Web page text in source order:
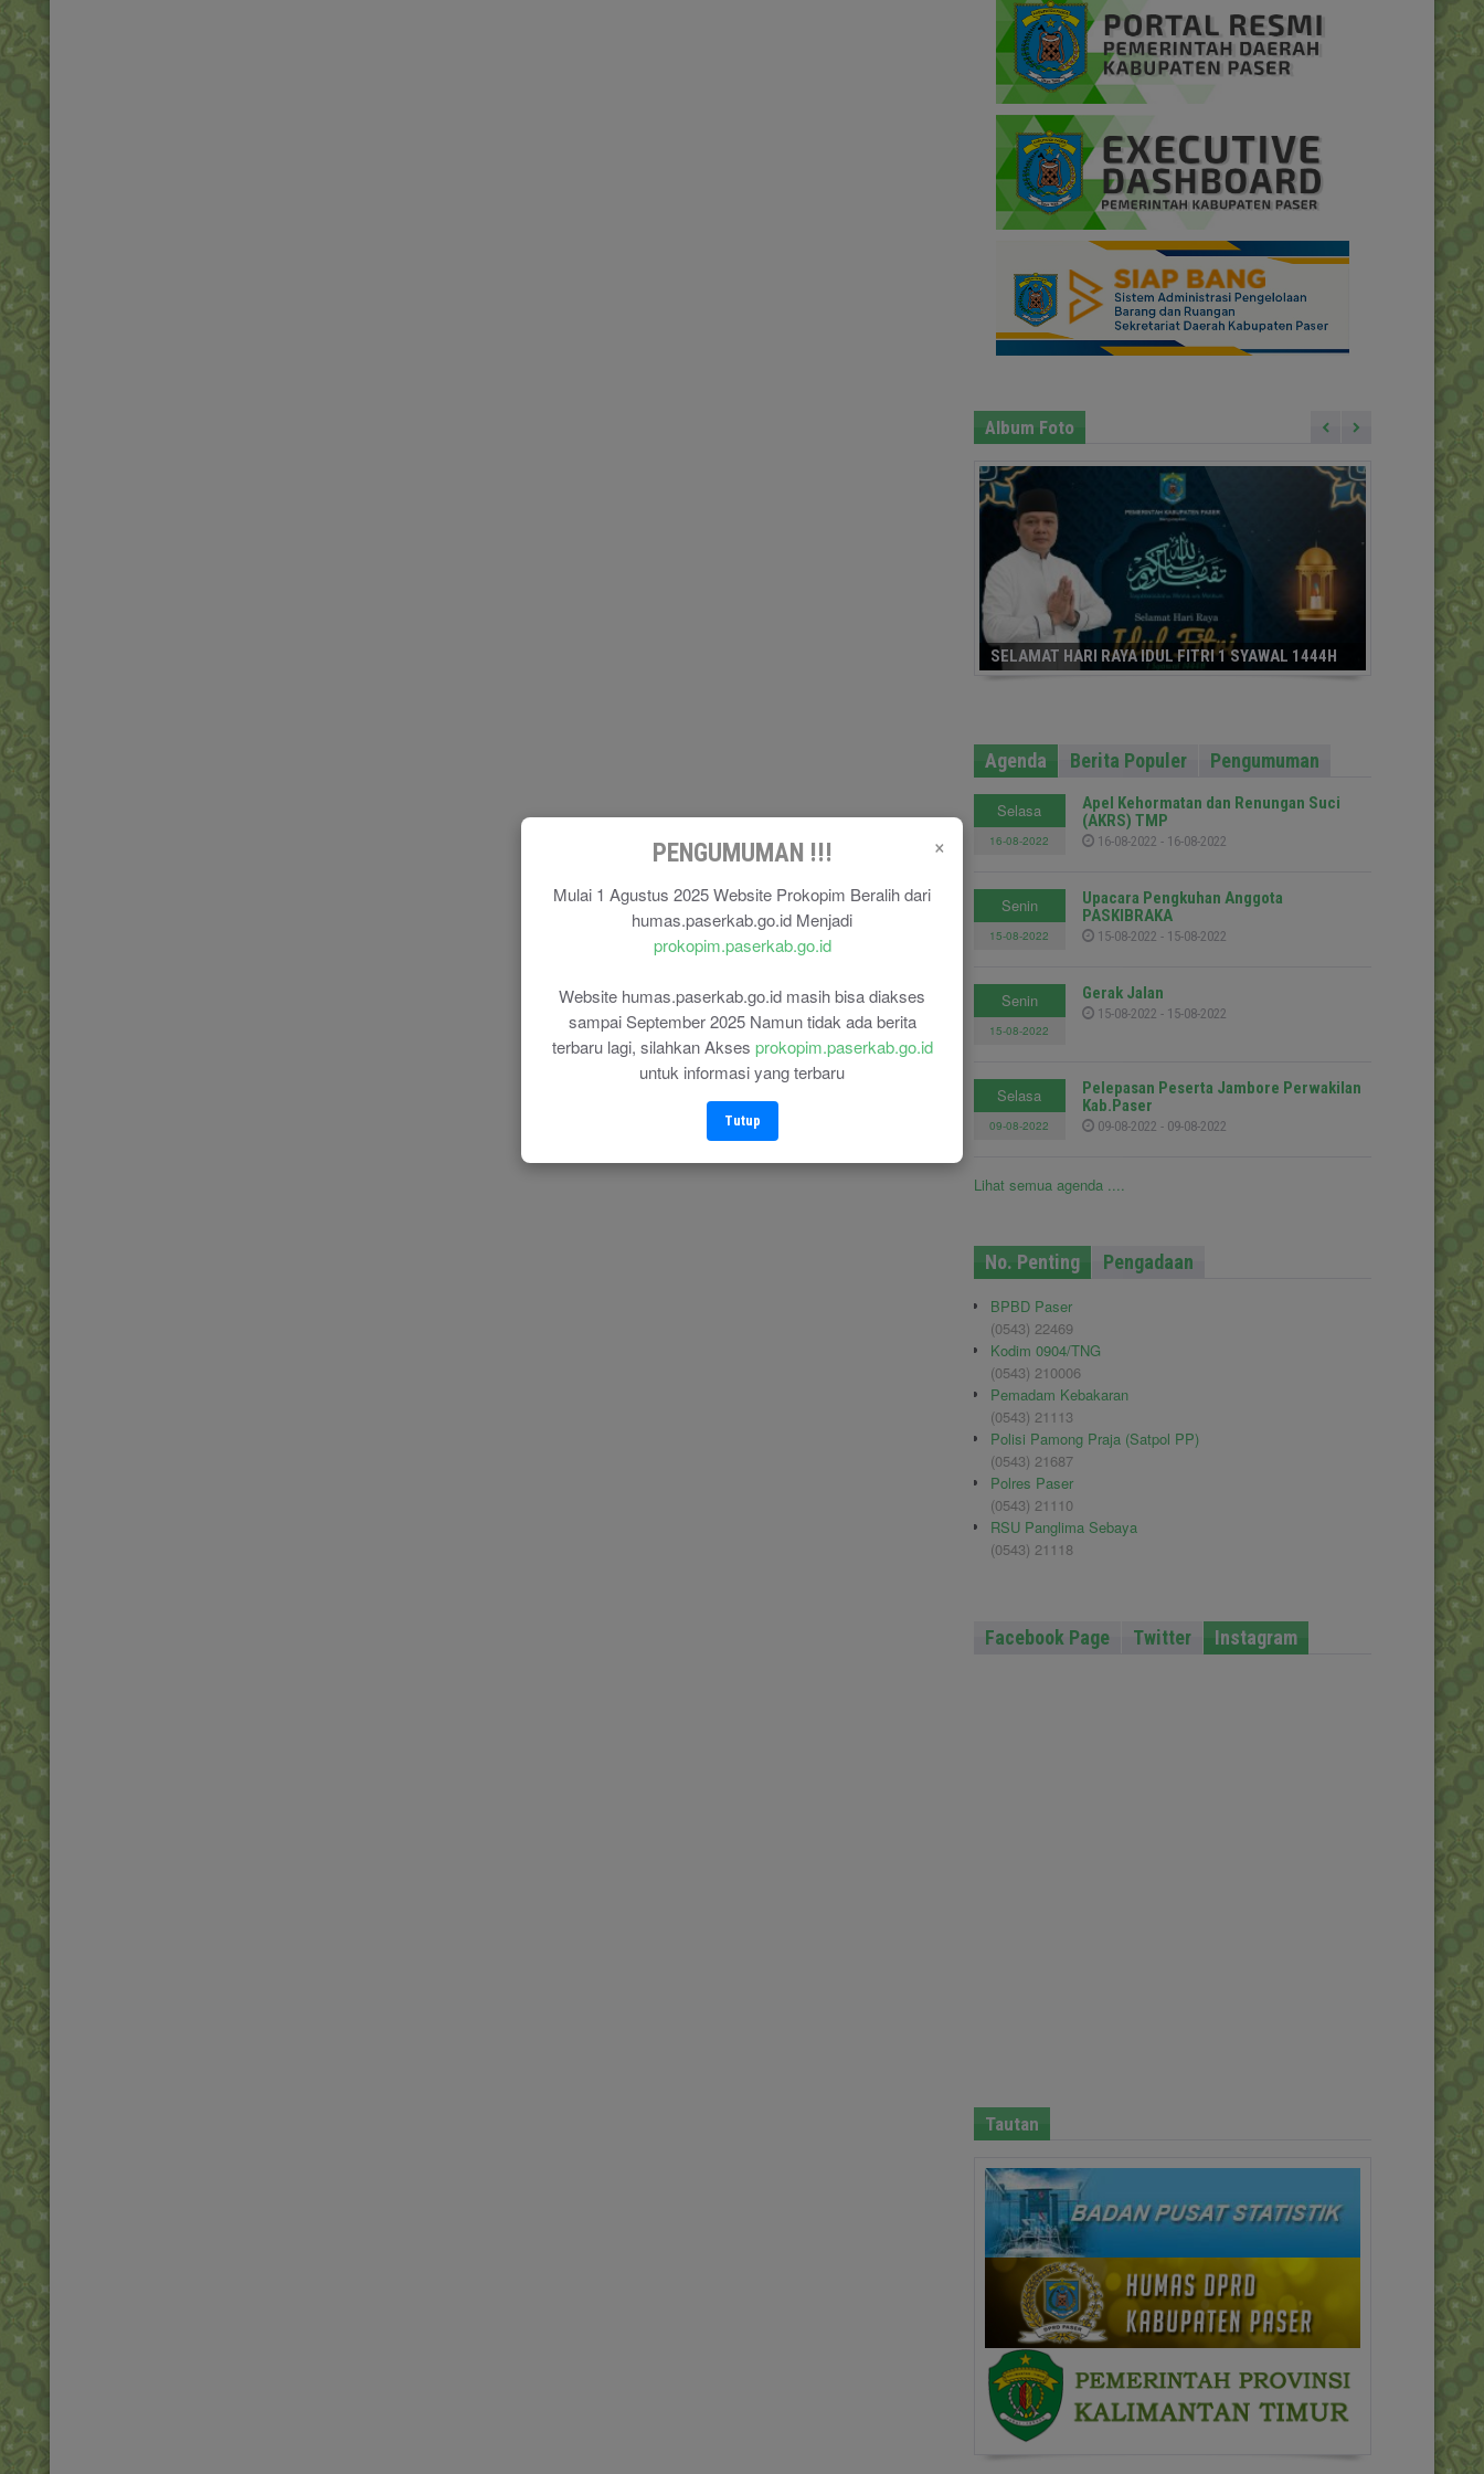
×
PENGUMUMAN !!!
Mulai 1 Agustus 2025 Website Prokopim Beralih dari
humas.paserkab.go.id Menjadi
prokopim.paserkab.go.id
Website humas.paserkab.go.id masih bisa diakses
sampai September 2025 Namun tidak ada berita
terbaru lagi, silahkan Akses prokopim.paserkab.go.id
untuk informasi yang terbaru
Tutup
Album Foto
SELAMAT HARI RAYA IDUL FITRI 1 SYAWAL 1444H
Agenda Berita Populer Pengumuman
Selasa
16-08-2022
Apel Kehormatan dan Renungan Suci
(AKRS) TMP
16-08-2022 - 16-08-2022
Senin
15-08-2022
Upacara Pengkuhan Anggota
PASKIBRAKA
15-08-2022 - 15-08-2022
Senin
15-08-2022
Gerak Jalan
15-08-2022 - 15-08-2022
Selasa
09-08-2022
Pelepasan Peserta Jambore Perwakilan
Kab.Paser
09-08-2022 - 09-08-2022
Lihat semua agenda ....
No. Penting Pengadaan
BPBD Paser
(0543) 22469
Kodim 0904/TNG
(0543) 210006
Pemadam Kebakaran
(0543) 21113
Polisi Pamong Praja (Satpol PP)
(0543) 21687
Polres Paser
(0543) 21110
RSU Panglima Sebaya
(0543) 21118
Facebook Page Twitter Instagram
Tautan